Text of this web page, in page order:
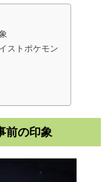
ストポケモン
前の印象